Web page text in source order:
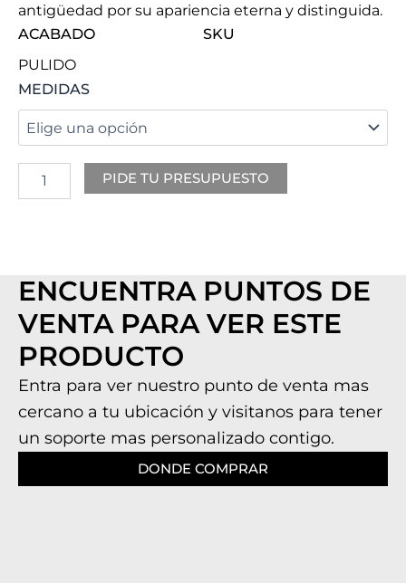
antigüedad por su apariencia eterna y distinguida.
ACABADO
PULIDO
SKU
MEDIDAS
BLANCO
cantidad
PIDE TU PRESUPUESTO
ENCUENTRA PUNTOS DE
VENTA PARA VER ESTE
PRODUCTO
Entra para ver nuestro punto de venta mas
cercano a tu ubicación y visitanos para tener
un soporte mas personalizado contigo.
DONDE COMPRAR